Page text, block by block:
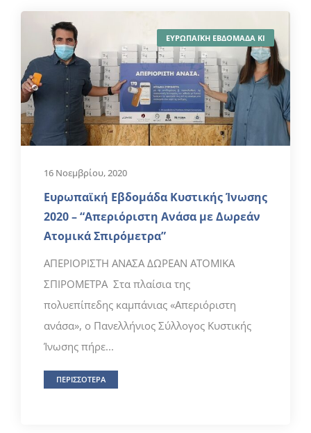
ΕΥΡΩΠΑΪΚΗ ΕΒΔΟΜΑΔΑ ΚΙ
16 Νοεμβρίου, 2020
Ευρωπαϊκή Εβδομάδα Κυστικής Ίνωσης
2020 – “Απεριόριστη Ανάσα με Δωρεάν
Ατομικά Σπιρόμετρα”
ΑΠΕΡΙΟΡΙΣΤΗ ΑΝΑΣΑ ΔΩΡΕΑΝ ΑΤΟΜΙΚΑ
ΣΠΙΡΟΜΕΤΡΑ Στα πλαίσια της
πολυεπίπεδης καμπάνιας «Απεριόριστη
ανάσα», ο Πανελλήνιος Σύλλογος Κυστικής
Ίνωσης πήρε...
ΠΕΡΙΣΣΟΤΕΡΑ